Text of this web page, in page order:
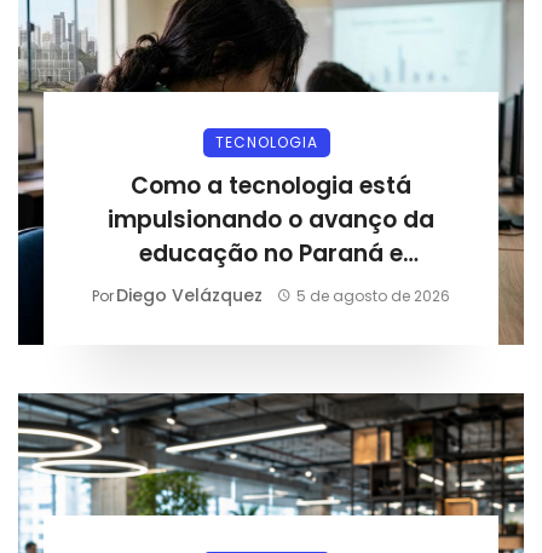
TECNOLOGIA
Como a tecnologia está
impulsionando o avanço da
educação no Paraná e
preparando estudantes para o
PorDiego Velázquez 5 de agosto de 2026